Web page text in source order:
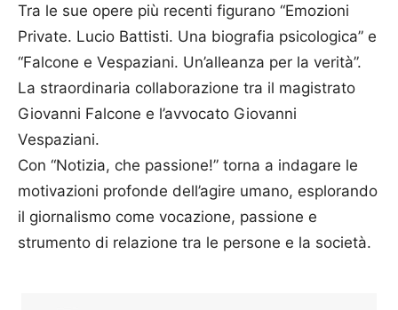
Tra le sue opere più recenti figurano “Emozioni
Private. Lucio Battisti. Una biografia psicologica” e
“Falcone e Vespaziani. Un’alleanza per la verità”.
La straordinaria collaborazione tra il magistrato
Giovanni Falcone e l’avvocato Giovanni
Vespaziani.
Con “Notizia, che passione!” torna a indagare le
motivazioni profonde dell’agire umano, esplorando
il giornalismo come vocazione, passione e
strumento di relazione tra le persone e la società.